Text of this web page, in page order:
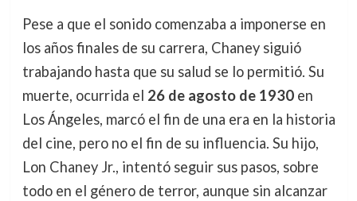
Pese a que el sonido comenzaba a imponerse en
los años finales de su carrera, Chaney siguió
trabajando hasta que su salud se lo permitió. Su
muerte, ocurrida el 26 de agosto de 1930en
Los Ángeles, marcó el fin de una era en la historia
del cine, pero no el fin de su influencia. Su hijo,
Lon Chaney Jr., intentó seguir sus pasos, sobre
todo en el género de terror, aunque sin alcanzar